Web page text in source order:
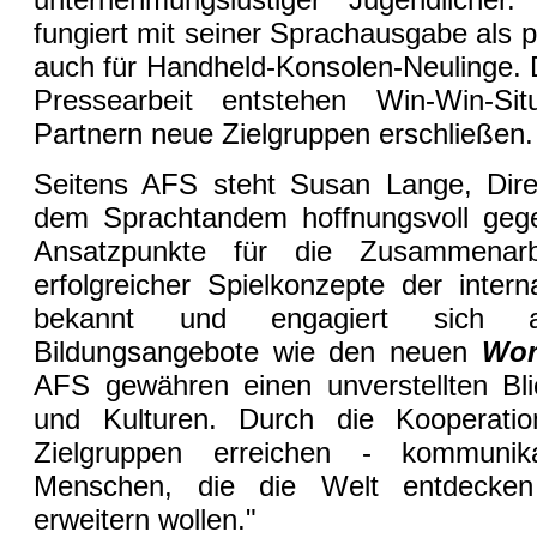
fungiert mit seiner Sprachausgabe als
auch für Handheld-Konsolen-Neulinge.
Pressearbeit entstehen Win-Win-
Partnern neue Zielgruppen erschließen.
Seitens AFS steht Susan Lange,
dem Sprachtandem hoffnungsvoll
Ansatzpunkte für die
erfolgreicher Spielkonzepte der
bekannt und engagiert sich
Bildungsangebote wie den neuen
AFS gewähren einen unverstellten
und Kulturen. Durch die
Zielgruppen erreichen -
Menschen, die die Welt
erweitern wollen."